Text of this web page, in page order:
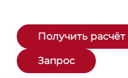
Получить
Запрос